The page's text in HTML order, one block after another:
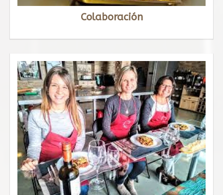
Colaboración